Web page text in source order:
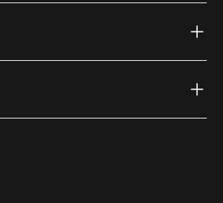
(external link)
Instagram (external link)
on Youtube (external